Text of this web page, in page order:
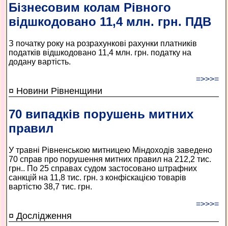
Бізнесовим колам Рівного
відшкодовано 11,4 млн. грн. ПДВ
З початку року на розрахункові рахунки платників
податків відшкодовано 11,4 млн. грн. податку на
додану вартість.
=>>>=
¤ Новини Рівненщини
70 випадків порушень митних
правил
У травні Рівненською митницею Міндоходів заведено
70 справ про порушення митних правил на 212,2 тис.
грн.. По 25 справах судом застосовано штрафних
санкцій на 11,8 тис. грн. з конфіскацією товарів
вартістю 38,7 тис. грн.
=>>>=
¤ Дослідження